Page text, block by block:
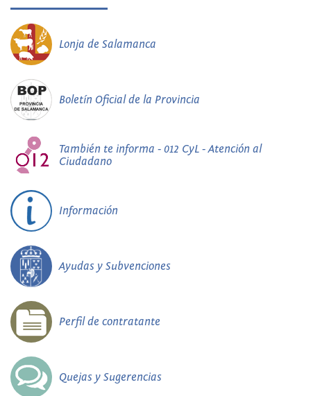
Lonja de Salamanca
Boletín Oficial de la Provincia
También te informa - 012 CyL - Atención al
Ciudadano
Información
Ayudas y Subvenciones
Perfil de contratante
Quejas y Sugerencias